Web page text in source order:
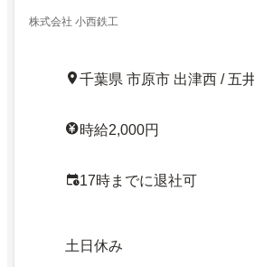
株式会社 小西鉄工
千葉県 市原市 出津西 / 五
時給2,000円
17時までに退社可
土日休み